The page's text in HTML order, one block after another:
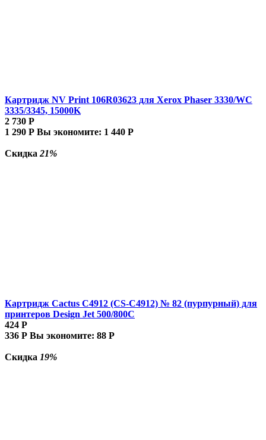
Картридж NV Print 106R03623 для Xerox Phaser 3330/WC
3335/3345, 15000K
2 730 Р
1 290 Р Вы экономите: 1 440 Р
Скидка 21%
Картридж Cactus C4912 (CS-C4912) № 82 (пурпурный) для
принтеров Design Jet 500/800C
424 Р
336 Р Вы экономите: 88 Р
Скидка 19%